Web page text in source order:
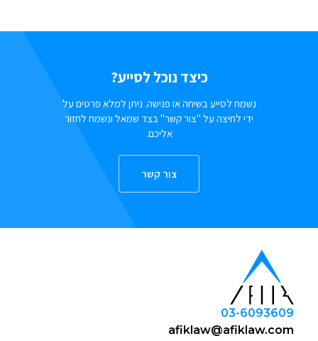
כיצד נוכל לסייע?
נשמח לסייע בשיחה או פגישה. ניתן למלא פרטים על
ידי לחיצה על "צור קשר" בצד שמאל ונשמח לחזור
אליכם.
צור קשר
03-6093609
afiklaw@afiklaw.com